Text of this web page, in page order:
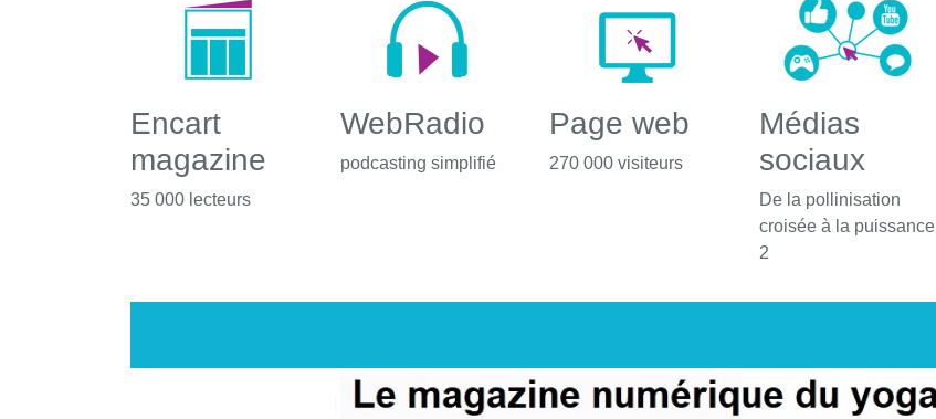
Encart
magazine
35 000 lecteurs
WebRadio
podcasting simplifié
Page web
270 000 visiteurs
Médias
sociaux
De la pollinisation
croisée à la puissance
2